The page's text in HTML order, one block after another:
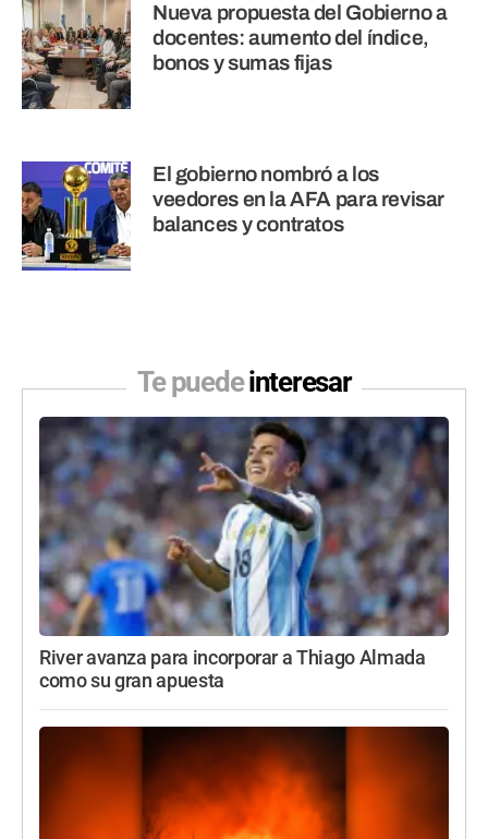
Nueva propuesta del Gobierno a
docentes: aumento del índice,
bonos y sumas fijas
El gobierno nombró a los
veedores en la AFA para revisar
balances y contratos
Te puedeinteresar
River avanza para incorporar a Thiago Almada
como su gran apuesta